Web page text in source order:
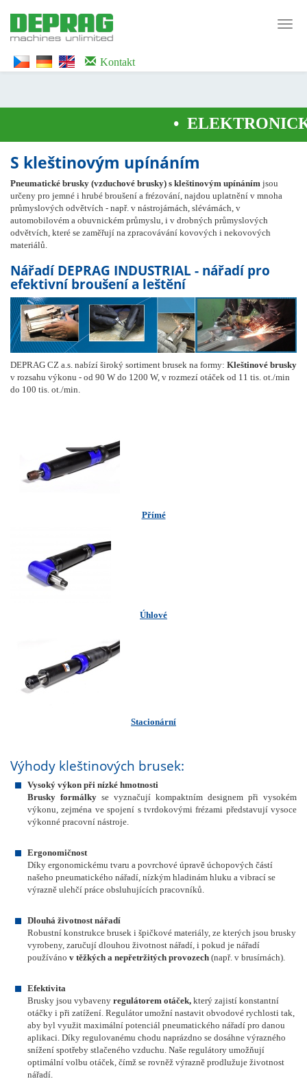
WTG9QS7C" height="0" width="0" style="display:none;visibility:hidden">
</iframe></noscript>
Kontakt
S kleštinovým upínáním
Pneumatické brusky (vzduchové brusky) s kleštinovým upínáním jsou
určeny pro jemné i hrubé broušení a frézování, najdou uplatnění v mnoha
průmyslových odvětvích - např. v nástrojárnách, slévárnách, v
automobilovém a obuvnickém průmyslu, i v drobných průmyslových
odvětvích, které se zaměřují na zpracovávání kovových i nekovových
materiálů.
Nářadí DEPRAG INDUSTRIAL - nářadí pro
efektivní broušení a leštění
DEPRAG CZ a.s. nabízí široký sortiment brusek na formy: Kleštinové brusky
v rozsahu výkonu - od 90 W do 1200 W, v rozmezí otáček od 11 tis. ot./min
do 100 tis. ot./min.
Přímé
Úhlové
Stacionární
Výhody kleštinových brusek:
Vysoký výkon při nízké hmotnosti
Brusky formálky se vyznačují kompaktním designem při vysokém
výkonu, zejména ve spojení s tvrdokovými frézami představují vysoce
výkonné pracovní nástroje.
Ergonomičnost
Díky ergonomickému tvaru a povrchové úpravě úchopových částí
našeho pneumatického nářadí, nízkým hladinám hluku a vibrací se
výrazně ulehčí práce obsluhujících pracovníků.
Dlouhá životnost nářadí
Robustní konstrukce brusek i špičkové materiály, ze kterých jsou brusky
vyrobeny, zaručují dlouhou životnost nářadí, i pokud je nářadí
používáno v těžkých a nepřetržitých provozech (např. v brusírnách).
Efektivita
Brusky jsou vybaveny regulátorem otáček, který zajistí konstantní
otáčky i při zatížení. Regulátor umožní nastavit obvodové rychlosti tak,
aby byl využit maximální potenciál pneumatického nářadí pro danou
aplikaci. Díky regulovanému chodu naprázdno se dosáhne výrazného
snížení spotřeby stlačeného vzduchu. Naše regulátory umožňují
optimální volbu otáček, čímž se rovněž výrazně prodlužuje životnost
nářadí.